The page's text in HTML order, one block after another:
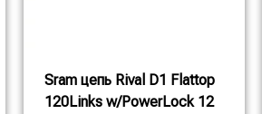
Sram цепь Rival D1 Flattop
120Links w/PowerLock 12